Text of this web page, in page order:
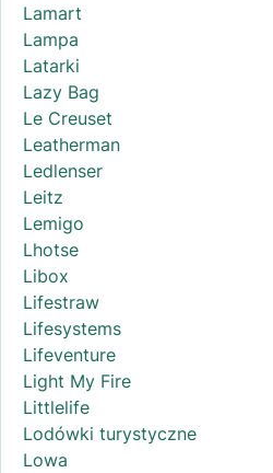
Lamart
Lampa
Latarki
Lazy Bag
Le Creuset
Leatherman
Ledlenser
Leitz
Lemigo
Lhotse
Libox
Lifestraw
Lifesystems
Lifeventure
Light My Fire
Littlelife
Lodówki turystyczne
Lowa